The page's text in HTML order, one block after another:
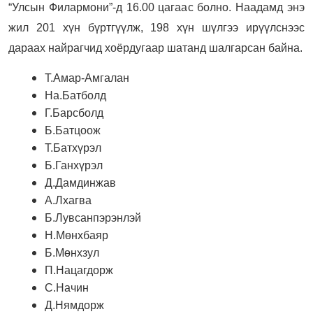
“Улсын Филармони”-д 16.00 цагаас болно. Наадамд энэ
жил 201 хүн бүртгүүлж, 198 хүн шүлгээ ирүүлснээс
дараах найрагчид хоёрдугаар шатанд шалгарсан байна.
Т.Амар-Амгалан
На.Батболд
Г.Барсболд
Б.Батцоож
Т.Батхүрэл
Б.Ганхүрэл
Д.Дамдинжав
А.Лхагва
Б.Лувсанпэрэнлэй
Н.Мөнхбаяр
Б.Мөнхзул
П.Нацагдорж
С.Начин
Д.Нямдорж